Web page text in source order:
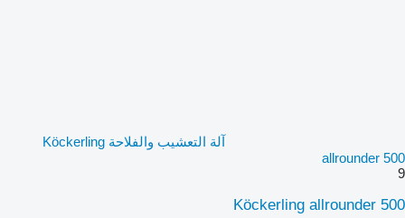
آلة التعشيب والفلاحة Köckerling
allrounder 500
9
Köckerling allrounder 500